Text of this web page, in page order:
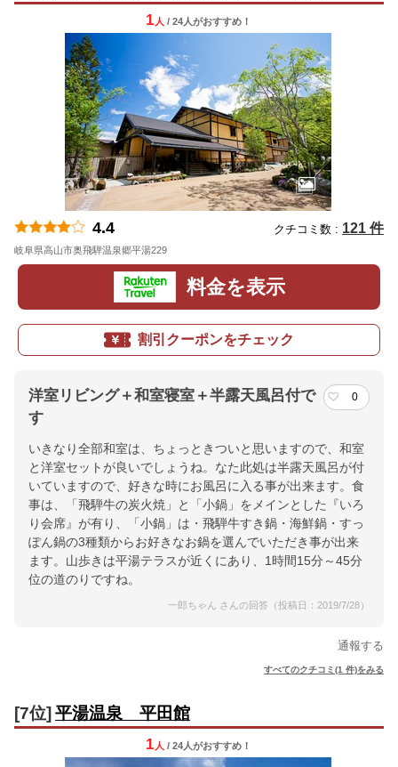
1 人 / 24人がおすすめ！
4.4 クチコミ数 : 121 件
岐阜県高山市奥飛騨温泉郷平湯229
料金を表示
割引クーポンをチェック
洋室リビング＋和室寝室＋半露天風呂付で
す
0
いきなり全部和室は、ちょっときついと思いますので、和室
と洋室セットが良いでしょうね。なた此処は半露天風呂が付
いていますので、好きな時にお風呂に入る事が出来ます。食
事は、「飛騨牛の炭火焼」と「小鍋」をメインとした『いろ
り会席』が有り、「小鍋」は・飛騨牛すき鍋・海鮮鍋・すっ
ぽん鍋の3種類からお好きなお鍋を選んでいただき事が出来
ます。山歩きは平湯テラスが近くにあり、1時間15分～45分
位の道のりですね。
一郎ちゃん さんの回答（投稿日：2019/7/28）
通報する
すべてのクチコミ(1 件)をみる
[7位] 平湯温泉 平田館
1 人 / 24人がおすすめ！